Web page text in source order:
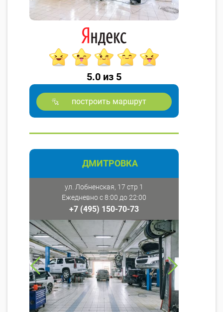
5.0 из 5
построить маршрут
ДМИТРОВКА
ул. Лобненская, 17 стр 1
Ежедневно с 8:00 до 22:00
+7 (495) 150-70-73